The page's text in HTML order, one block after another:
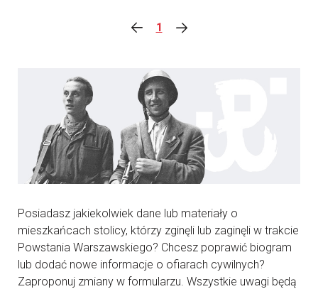
1
Posiadasz jakiekolwiek dane lub materiały o
mieszkańcach stolicy, którzy zginęli lub zaginęli w trakcie
Powstania Warszawskiego? Chcesz poprawić biogram
lub dodać nowe informacje o ofiarach cywilnych?
Zaproponuj zmiany w formularzu. Wszystkie uwagi będą